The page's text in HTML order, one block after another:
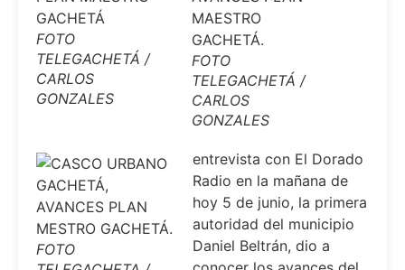
FOTO
TELEGACHETÁ /
CARLOS
GONZALES
FOTO
TELEGACHETÁ /
CARLOS
GONZALES
FOTO
entrevista con El Dorado
Radio en la mañana de
hoy 5 de junio, la primera
autoridad del municipio
Daniel Beltrán, dio a